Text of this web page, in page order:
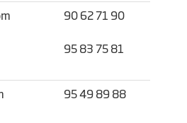
90 62 71 90
95 83 75 81
95 49 89 88